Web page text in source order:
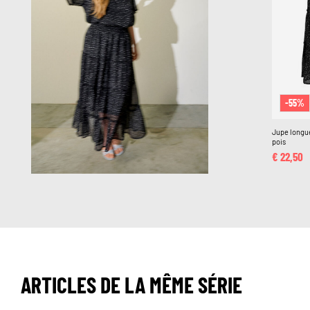
-55%
Jupe
pois
€ 22,50
ARTICLES DE LA MÊME SÉRIE